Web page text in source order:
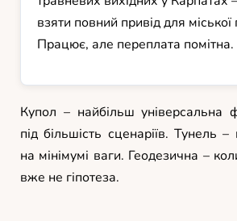
взяти повний привід для
Працює, але переплата помітна.
Купол – найбільш універсальна
під більшість сценаріїв. Тунель
на мінімумі ваги. Геодезична –
вже не гіпотеза.